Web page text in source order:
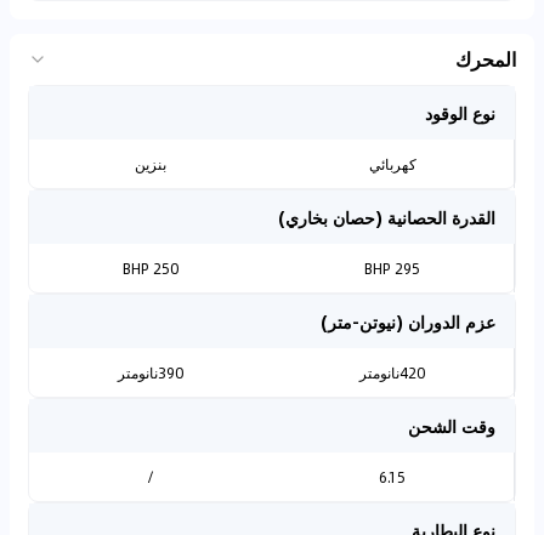
المحرك
نوع الوقود
كهربائي بنزين
القدرة الحصانية (حصان بخاري)
295 BHP
250 BHP
عزم الدوران (نيوتن-متر)
420نانومتر 390نانومتر
وقت الشحن
6.15
/